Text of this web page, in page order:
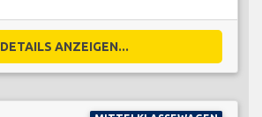
DETAILS ANZEIGEN...